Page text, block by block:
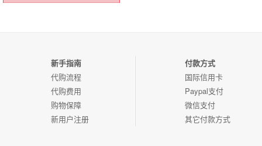
新手指南
代购流程
代购费用
购物保障
新用户注册
付款方式
国际信用卡
Paypal支付
微信支付
其它付款方式